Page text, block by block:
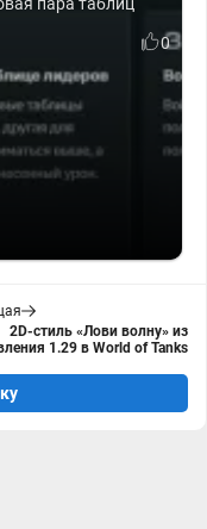
0
2D-стиль «Лови волну» из
1.29 в World of Tanks